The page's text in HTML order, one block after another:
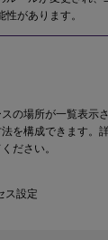
があります。
の場所が一覧表示
を構成できます。
ださい。